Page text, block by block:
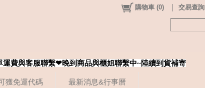
獲免運代碼 最新消息&行事曆
購物車 (0) 交易查詢
費與客服聯繫❤晚到商品與櫃姐聯繫中~陸續到貨補寄